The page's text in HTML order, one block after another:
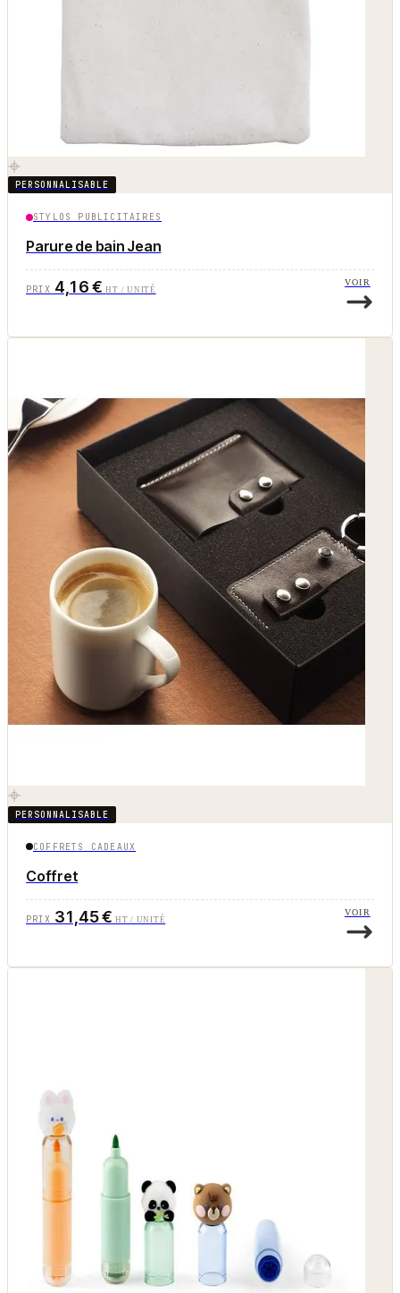
PERSONNALISABLE
STYLOS PUBLICITAIRES
Parure de bain Jean
PRIX 4,16 €HT / UNITÉ
VOIR
PERSONNALISABLE
COFFRETS CADEAUX
Coffret
PRIX 31,45 €HT / UNITÉ
VOIR